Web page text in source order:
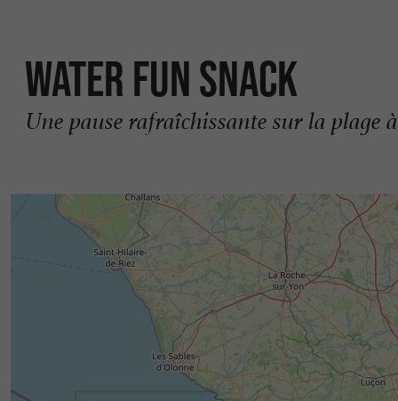
Water Fun Snack
Une pause rafraîchissante sur la plage